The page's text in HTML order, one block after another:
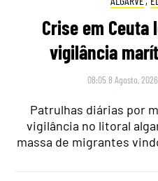
Crise em Ceuta
vigilância
08:05 8 Agosto, 2026
Patrulhas diárias por
vigilância no litoral
massa de migrantes